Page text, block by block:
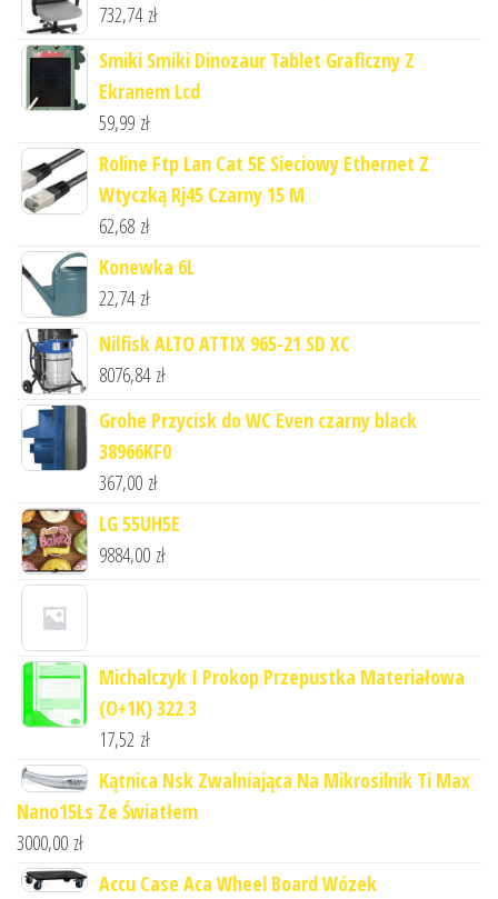
732,74 zł
Smiki Smiki Dinozaur Tablet Graficzny Z
Ekranem Lcd
59,99 zł
Roline Ftp Lan Cat 5E Sieciowy Ethernet Z
Wtyczką Rj45 Czarny 15 M
62,68 zł
Konewka 6L
22,74 zł
Nilfisk ALTO ATTIX 965-21 SD XC
8076,84 zł
Grohe Przycisk do WC Even czarny black
38966KF0
367,00 zł
LG 55UH5E
9884,00 zł
Michalczyk I Prokop Przepustka Materiałowa
(O+1K) 322 3
17,52 zł
Kątnica Nsk Zwalniająca Na Mikrosilnik Ti Max
Nano15Ls Ze Światłem
3000,00 zł
Accu Case Aca Wheel Board Wózek